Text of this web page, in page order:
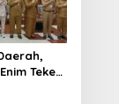
Teken